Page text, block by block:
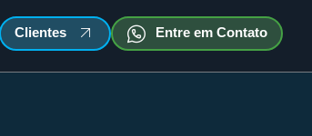
Clientes Entre em Contato